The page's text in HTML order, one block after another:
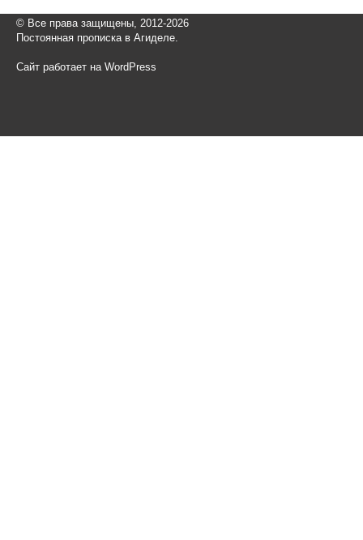
© Все права защищены, 2012-2026
Постоянная прописка в Агиделе.
Сайт работает на WordPress